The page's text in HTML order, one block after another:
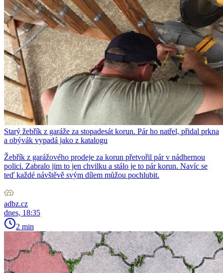
Starý žebřík z garáže za stopadesát korun. Pár ho natřel, přidal prkna
a obývák vypadá jako z katalogu
Žebřík z garážového prodeje za korun přetvořil pár v nádhernou
polici. Zabralo jim to jen chvilku a stálo je to pár korun. Navíc se
teď každé návštěvě svým dílem můžou pochlubit.
adbz.cz
dnes, 18:35
2 min